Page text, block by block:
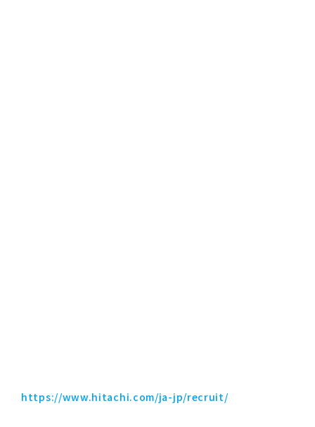
https://www.hitachi.com/ja-jp/recruit/